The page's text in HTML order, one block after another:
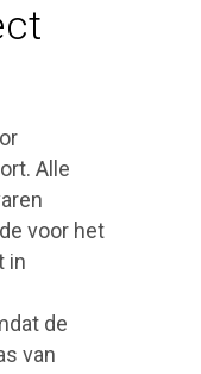
Alle
voor het
in
de
van